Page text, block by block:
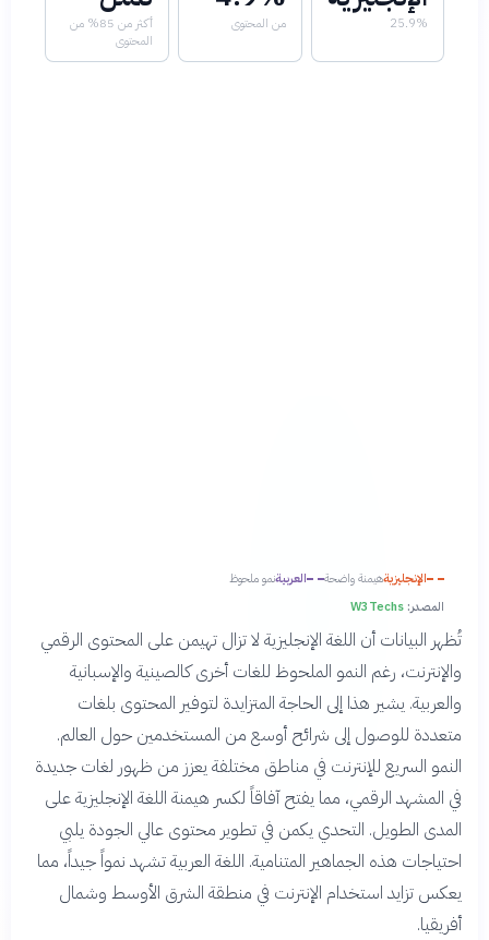
25.9% من المحتوى
أكثر من 85% من
المحتوى
الإنجليزيةهيمنة واضحة العربيةنمو ملحوظ
المصدر: W3Techs
تُظهر البيانات أن اللغة الإنجليزية لا تزال تهيمن على المحتوى الرقمي
والإنترنت، رغم النمو الملحوظ للغات أخرى كالصينية والإسبانية
والعربية. يشير هذا إلى الحاجة المتزايدة لتوفير المحتوى بلغات
متعددة للوصول إلى شرائح أوسع من المستخدمين حول العالم.
النمو السريع للإنترنت في مناطق مختلفة يعزز من ظهور لغات جديدة
في المشهد الرقمي، مما يفتح آفاقاً لكسر هيمنة اللغة الإنجليزية على
المدى الطويل. التحدي يكمن في تطوير محتوى عالي الجودة يلبي
احتياجات هذه الجماهير المتنامية. اللغة العربية تشهد نمواً جيداً، مما
يعكس تزايد استخدام الإنترنت في منطقة الشرق الأوسط وشمال
أفريقيا.